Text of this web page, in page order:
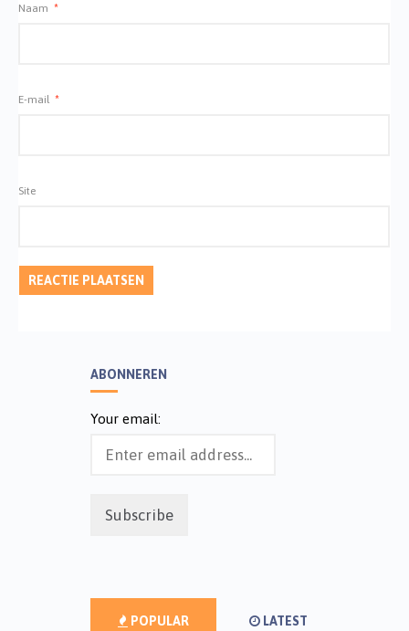
Naam *
E-mail *
Site
ABONNEREN
Your email:
POPULAR LATEST